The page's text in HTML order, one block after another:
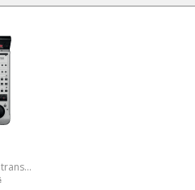
Universelle 8 faders & transport